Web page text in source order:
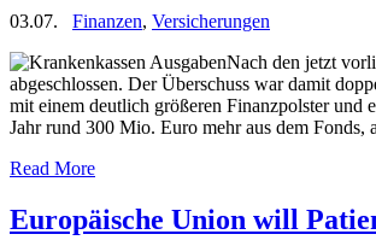
03.07. Finanzen, Versicherungen
Nach den jetzt
abgeschlossen. Der Überschuss war damit
mit einem deutlich größeren Finanzpolster und
Jahr rund 300 Mio. Euro mehr aus dem Fonds,
Read More
Europäische Union will